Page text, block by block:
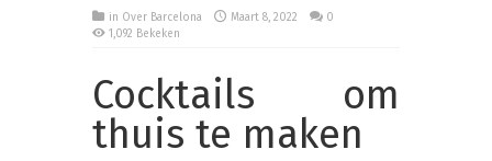
in Over Barcelona Maart 8, 2022
0
1,092 Bekeken
Cocktails om
thuis te maken